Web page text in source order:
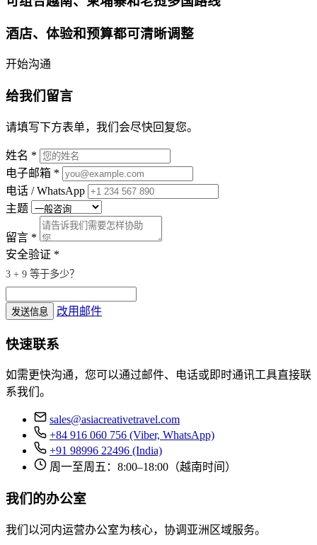
酒店、体验和预算都可清晰调整
开始沟通
给我们留言
请填写下方表单，我们会尽快回复您。
姓名 *
电子邮箱 *
电话 / WhatsApp
主题
留言 *
安全验证 *
3 + 9 等于多少？
发送信息 改用邮件
快速联系
如需更快沟通，您可以通过邮件、电话或即时通讯工具直接联
系我们。
sales@asiacreativetravel.com
+84 916 060 756 (Viber, WhatsApp)
+91 98996 22496 (India)
周一至周五：8:00–18:00（越南时间）
我们的办公室
我们以河内运营办公室为核心，协调亚洲区域服务。